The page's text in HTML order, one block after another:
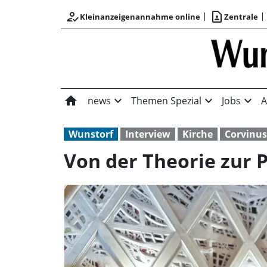
how_to_regKleinanzeigenannahme online contact_page Zentrale
home news expand_more Themen Spezial expand_more Jobs expand_more
Wunstorf Interview Kirche Corvinus
Von der Theorie zur